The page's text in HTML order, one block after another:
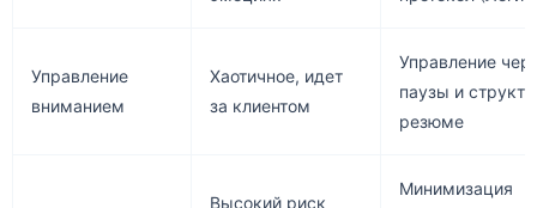
Управление
вниманием
Хаотичное, идет
за клиентом
Управление
паузы и
резюме
Высокий риск
Минимизация